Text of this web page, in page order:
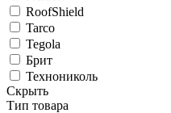
RoofShield
Tarco
Tegola
Брит
Технониколь
Скрыть
Тип товара